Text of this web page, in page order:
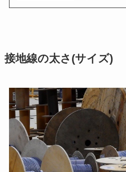
接地線の太さ(サイズ)